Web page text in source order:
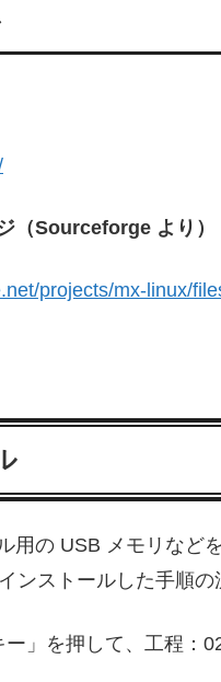
（Sourceforge より）
projects/mx-linux/
用の USB メモリなど
ンストールした手順の
」を押して、工程：